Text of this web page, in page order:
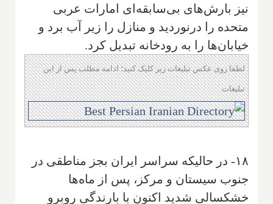
نیز بارش‌های بی‌سابقه‌ای امارات عربی
متحده را درنوردید و منازل را زیر آب برد و
خیابان‌ها را به رودخانه تبدیل کرد.
لطفا روی عکس تبلیغات زیر کلیک کنید؛ ادامه مطلب پس از این
تبلیغات
۱۸- در حالیکه سراسر ایران بجز مناطقی در
جنوب سیستان و مرکز، پس از ماه‌ها
خشکسالی شدید اکنون با بارندگی روبرو